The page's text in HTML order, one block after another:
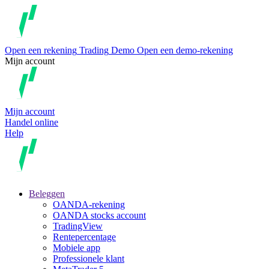
Open een rekening Trading Demo Open een demo-rekening
Mijn account
Mijn account
Handel online
Help
Beleggen
OANDA-rekening
OANDA stocks account
TradingView
Rentepercentage
Mobiele app
Professionele klant